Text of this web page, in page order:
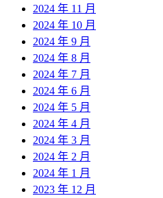
2024 年 11 月
2024 年 10 月
2024 年 9 月
2024 年 8 月
2024 年 7 月
2024 年 6 月
2024 年 5 月
2024 年 4 月
2024 年 3 月
2024 年 2 月
2024 年 1 月
2023 年 12 月